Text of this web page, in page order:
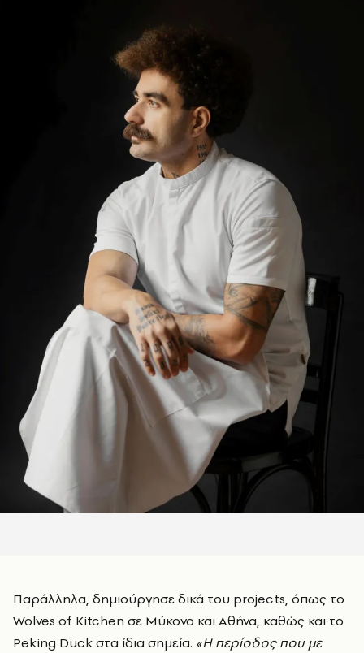
Παράλληλα, δημιούργησε δικά του projects, όπως το
Wolves of Kitchen σε Μύκονο και Αθήνα, καθώς και το
Peking Duck στα ίδια σημεία. «Η περίοδος που με